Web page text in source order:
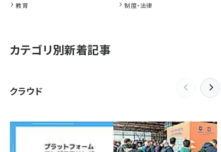
教育
制度・法律
カテゴリ別新着記事
クラウド